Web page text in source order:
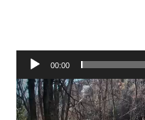
00:00
Reproductor
de